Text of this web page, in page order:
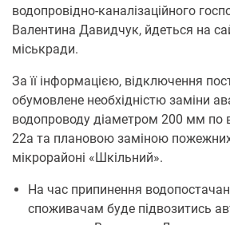
водопровідно-каналізаційного
Валентина Давидчук, йдеться на
міськради.
За її інформацією, відключення
обумовлене необхідністю заміни
водопроводу діаметром 200 мм по
22а та плановою заміною пожежних
мікрорайоні «Шкільний».
На час припинення
споживачам буде підвозитись